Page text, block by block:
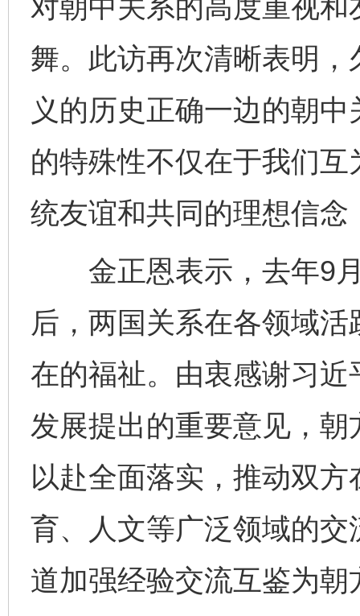
对朝中关系的高度重视
舞。此访再次清晰表明
义的历史正确一边的朝
的特殊性不仅在于我们
统友谊和共同的理想信
金正恩表示，去年9月
后，两国关系在各领域
在的福祉。由衷感谢习
发展提出的重要意见，
以赴全面落实，推动双
育、人文等广泛领域的
道加强经验交流互鉴为